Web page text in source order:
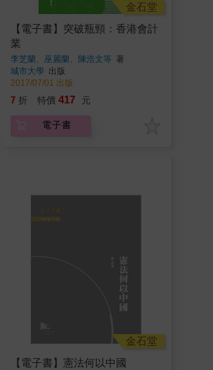
金石堂
【電子書】突破瓶頸：香港會計
業
李芝蘭、巫麗蘭、陳浩文等 著
城市大學 出版
2017/07/01 出版
7 折 特價 417 元
電子書
金石堂
【電子書】憲法何以中國